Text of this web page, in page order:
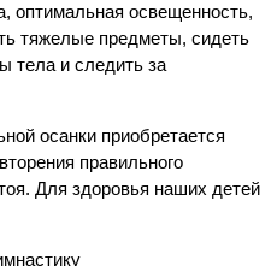
оптимальная освещенность,
тяжелые предметы, сидеть
тела и следить за
осанки приобретается
правильного
Для здоровья наших детей